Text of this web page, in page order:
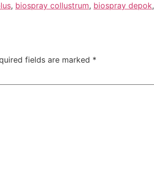
, biospray collustrum, biospray depok,
fields are marked *